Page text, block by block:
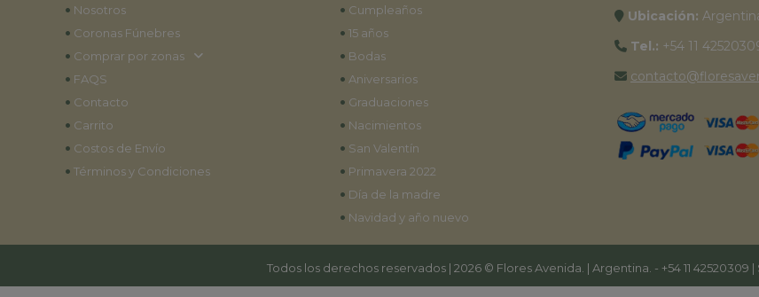
• Nosotros
• Coronas Fúnebres
• Comprar por zonas
• FAQS
• Contacto
• Carrito
• Costos de Envío
• Términos y Condiciones
• Cumpleaños
• 15 años
• Bodas
• Aniversarios
• Graduaciones
• Nacimientos
• San Valentín
• Primavera 2022
• Día de la madre
• Navidad y año nuevo
Ubicación:
Tel.: +54 11
Todos los derechos reservados | 2026 © Flores Avenida. | Argentina. - +54 11 42520309 |